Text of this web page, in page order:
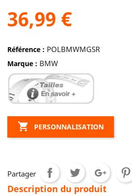
36,99 €
Référence : POLBMWMGSR
Marque : BMW
 PERSONNALISATION
Partager
Description du produit